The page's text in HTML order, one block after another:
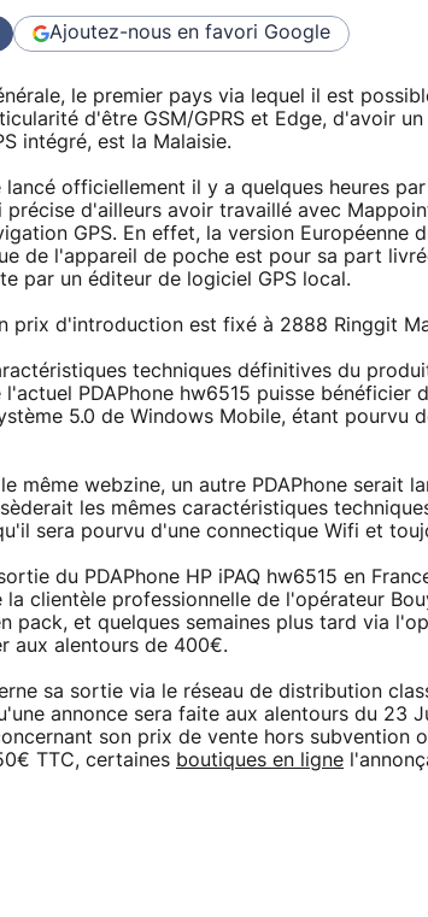
Ajoutez-nous en favori Google
le premier pays via lequel il est
d'être GSM/GPRS et Edge, d'avoir
intégré, est la Malaisie.
lancé officiellement il y a quelques heures
précise d'ailleurs avoir travaillé avec
GPS. En effet, la version Européenne
de l'appareil de poche est pour sa part
par un éditeur de logiciel GPS local.
prix d'introduction est fixé à 2888 Ringgit
techniques définitives du
PDAPhone hw6515 puisse bénéficier
5.0 de Windows Mobile, étant pourvu
même webzine, un autre PDAPhone serait
les mêmes caractéristiques
sera pourvu d'une connectique Wifi et
du PDAPhone HP iPAQ hw6515 en
la clientèle professionnelle de l'opérateur
pack, et quelques semaines plus tard via
aux alentours de 400€.
sa sortie via le réseau de distribution
annonce sera faite aux alentours du 23
son prix de vente hors subvention
TTC, certaines boutiques en ligne